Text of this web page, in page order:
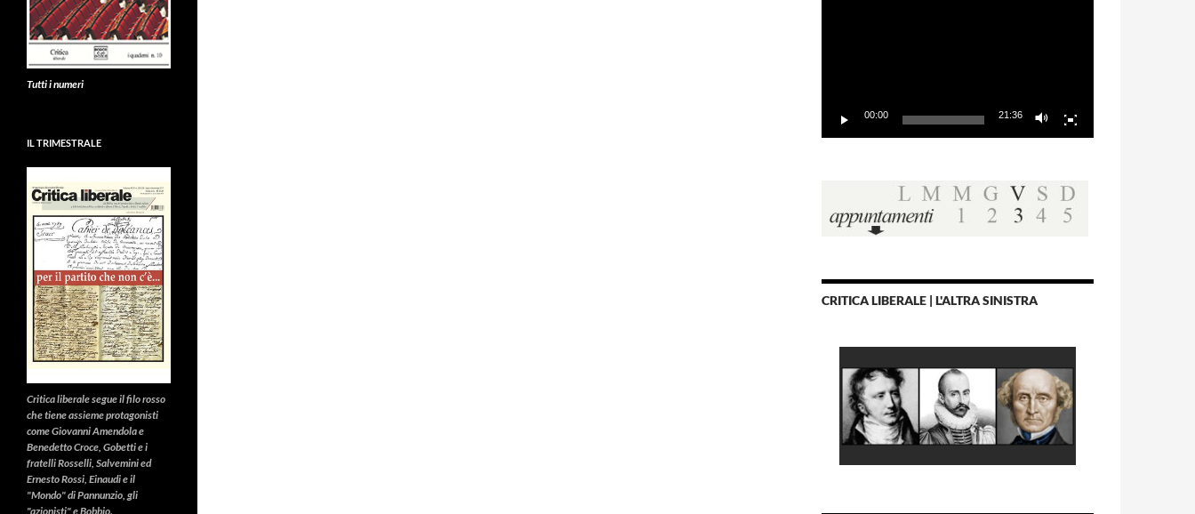
00:00 21:36
CRITICA LIBERALE | L'ALTRA SINISTRA
Tutti i numeri
IL TRIMESTRALE
Critica liberalesegue il filo rosso
che tiene assieme protagonisti
come Giovanni Amendola e
Benedetto Croce, Gobetti e i
fratelli Rosselli, Salvemini ed
Ernesto Rossi, Einaudi e il
"Mondo" di Pannunzio, gli
"azionisti" e Bobbio.